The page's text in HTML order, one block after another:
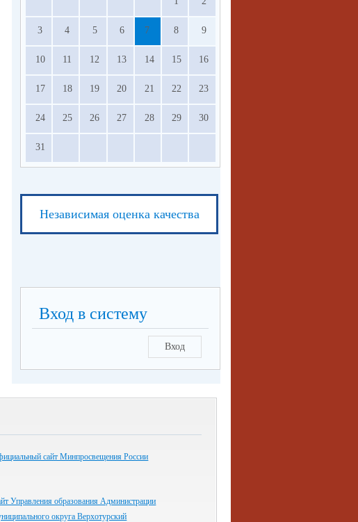
3 4 5 6 7 8 9
10 11 12 13 14 15 16
17 18 19 20 21 22 23
24 25 26 27 28 29 30
31
Независимая оценка качества
Вход в систему
Вход
сайт Минпросвещения России
Управления образования Администрации
округа Верхотурский